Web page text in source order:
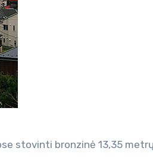
stovinti bronzinė 13,35